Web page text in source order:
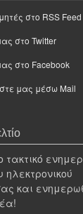
στο RSS Feed
στο Twitter
στο Facebook
μας μέσω Mail
και